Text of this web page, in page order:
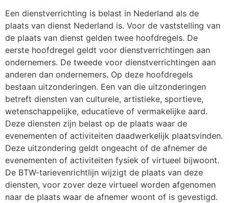
Een dienstverrichting is belast in Nederland als de
plaats van dienst Nederland is. Voor de vaststelling van
de plaats van dienst gelden twee hoofdregels. De
eerste hoofdregel geldt voor dienstverrichtingen aan
ondernemers. De tweede voor dienstverrichtingen aan
anderen dan ondernemers. Op deze hoofdregels
bestaan uitzonderingen. Een van die uitzonderingen
betreft diensten van culturele, artistieke, sportieve,
wetenschappelijke, educatieve of vermakelijke aard.
Deze diensten zijn belast op de plaats waar de
evenementen of activiteiten daadwerkelijk plaatsvinden.
Deze uitzondering geldt ongeacht of de afnemer de
evenementen of activiteiten fysiek of virtueel bijwoont.
De BTW-tarievenrichtlijn wijzigt de plaats van deze
diensten, voor zover deze virtueel worden afgenomen
naar de plaats waar de afnemer woont of is gevestigd.